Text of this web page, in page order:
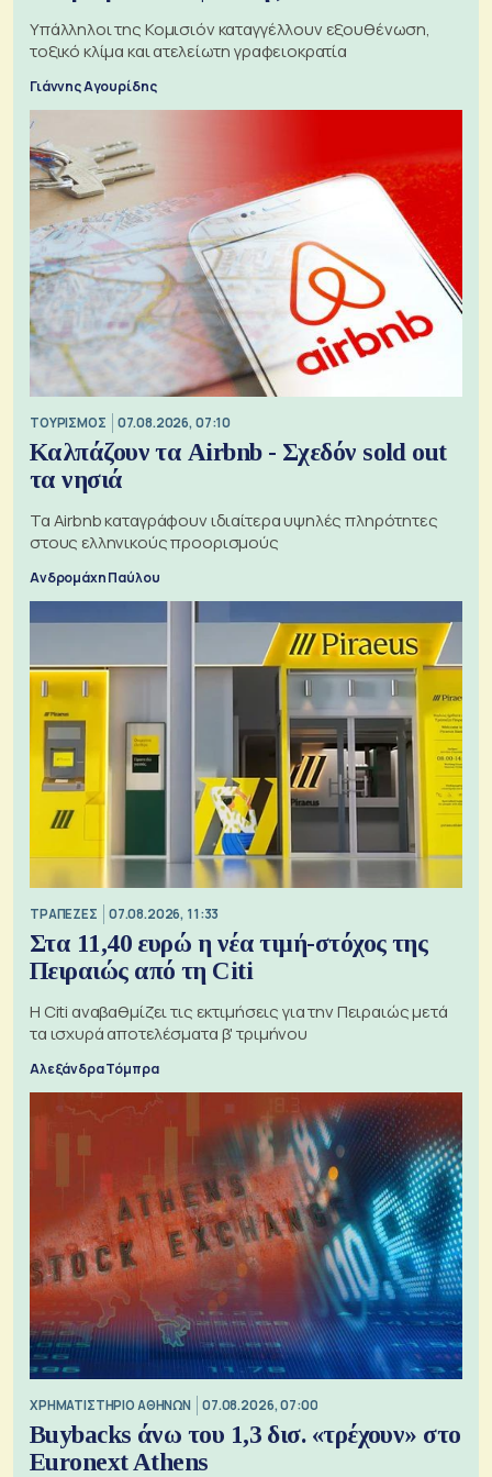
Υπάλληλοι της Κομισιόν καταγγέλλουν εξουθένωση,
τοξικό κλίμα και ατελείωτη γραφειοκρατία
Γιάννης Αγουρίδης
ΤΟΥΡΙΣΜΟΣ 07.08.2026, 07:10
Καλπάζουν τα Airbnb - Σχεδόν sold out
τα νησιά
Τα Airbnb καταγράφουν ιδιαίτερα υψηλές πληρότητες
στους ελληνικούς προορισμούς
Ανδρομάχη Παύλου
ΤΡΑΠΕΖΕΣ 07.08.2026, 11:33
Στα 11,40 ευρώ η νέα τιμή-στόχος της
Πειραιώς από τη Citi
Η Citi αναβαθμίζει τις εκτιμήσεις για την Πειραιώς μετά
τα ισχυρά αποτελέσματα β' τριμήνου
Αλεξάνδρα Τόμπρα
XΡΗΜΑΤΙΣΤΗΡΙΟ ΑΘΗΝΩΝ 07.08.2026, 07:00
Buybacks άνω του 1,3 δισ. «τρέχουν» στο
Euronext Athens